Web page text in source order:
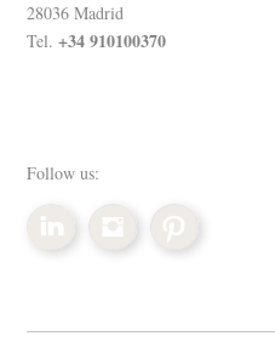
28036 Madrid
Tel.+34 910100370
Follow us: